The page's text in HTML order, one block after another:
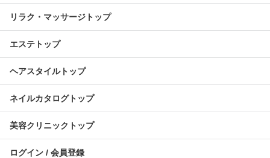
リラク・マッサージトップ
エステトップ
ヘアスタイルトップ
ネイルカタログトップ
美容クリニックトップ
ログイン / 会員登録